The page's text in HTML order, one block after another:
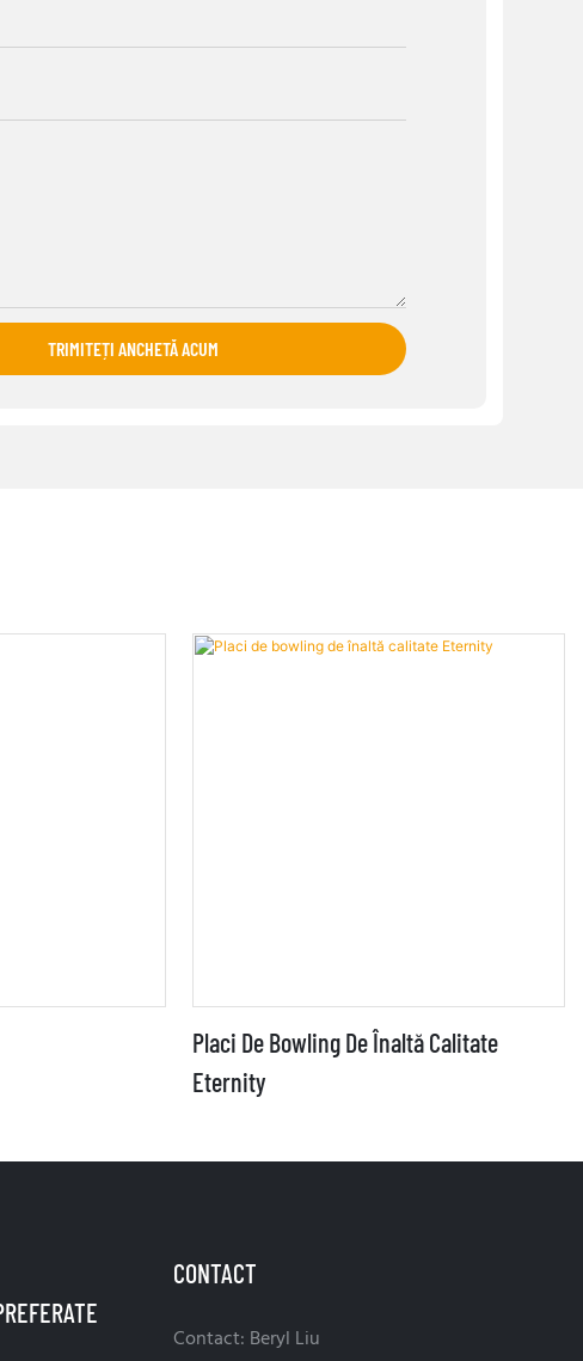
TRIMITEȚI ANCHETĂ ACUM
Placi De Bowling De Înaltă Calitate
Eternity
CONTACT
Contact: Beryl Liu